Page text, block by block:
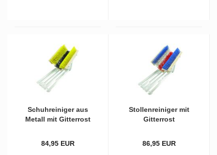
Schuh­rei­ni­ger aus
Me­tall mit Git­ter­rost
ben Sei­ten­bürs­ten
84,95 EUR
Stol­len­rei­ni­ger mit
Git­ter­rost
bi­gen Bürs­ten
86,95 EUR